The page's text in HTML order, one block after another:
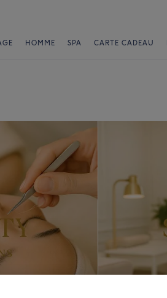
HOMME SPA CARTE CADEAU